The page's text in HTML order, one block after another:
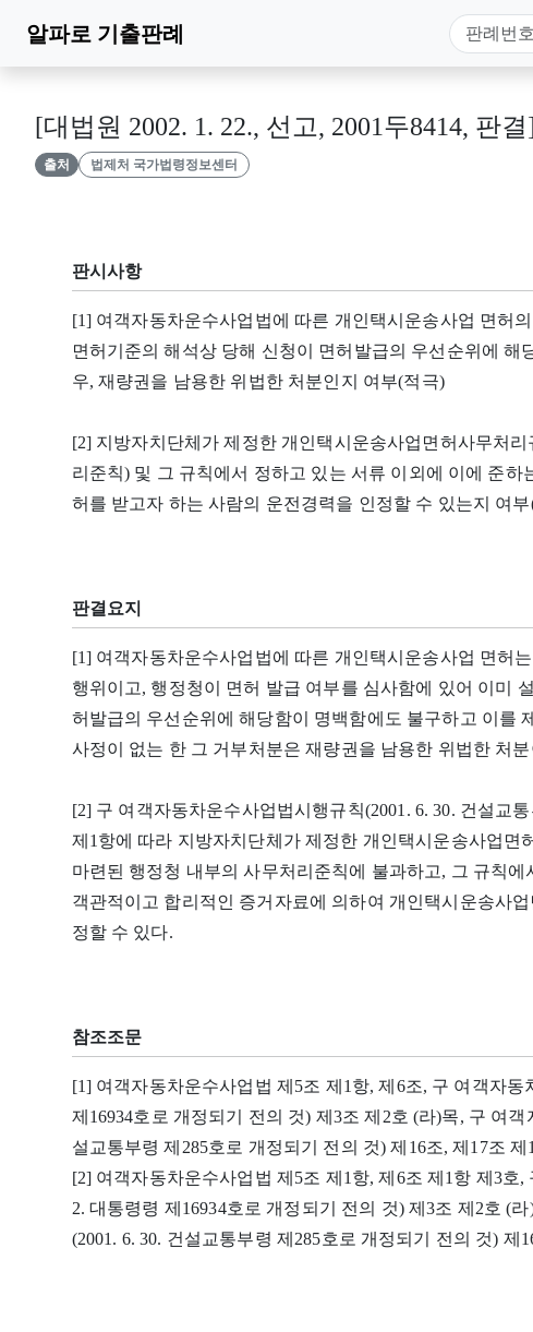
알파로 기출판례
[대법원 2002. 1. 22., 선고, 2001두8414, 판결]
출처 법제처 국가법령정보센터
판시사항
[1] 여객자동차운수사업법에 따른 개인택시운송사업 면허
면허기준의 해석상 당해 신청이 면허발급의 우선순위에 해
우, 재량권을 남용한 위법한 처분인지 여부(적극)
[2] 지방자치단체가 제정한 개인택시운송사업면허사무처
리준칙) 및 그 규칙에서 정하고 있는 서류 이외에 이에 준
허를 받고자 하는 사람의 운전경력을 인정할 수 있는지 여
판결요지
[1] 여객자동차운수사업법에 따른 개인택시운송사업 면허
행위이고, 행정청이 면허 발급 여부를 심사함에 있어 이미
허발급의 우선순위에 해당함이 명백함에도 불구하고 이를
사정이 없는 한 그 거부처분은 재량권을 남용한 위법한 처분
[2] 구 여객자동차운수사업법시행규칙(2001. 6. 30. 건설교
제1항에 따라 지방자치단체가 제정한 개인택시운송사업면
마련된 행정청 내부의 사무처리준칙에 불과하고, 그 규칙
객관적이고 합리적인 증거자료에 의하여 개인택시운송사
정할 수 있다.
참조조문
[1] 여객자동차운수사업법 제5조 제1항, 제6조, 구 여객자동
제16934호로 개정되기 전의 것) 제3조 제2호 (라)목, 구 여
설교통부령 제285호로 개정되기 전의 것) 제16조, 제17조
[2] 여객자동차운수사업법 제5조 제1항, 제6조 제1항 제3호
2. 대통령령 제16934호로 개정되기 전의 것) 제3조 제2호 (
(2001. 6. 30. 건설교통부령 제285호로 개정되기 전의 것) 제